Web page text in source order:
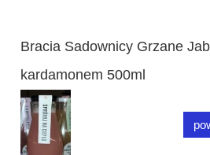
Bracia Sadownicy Grzane
kardamonem 500ml